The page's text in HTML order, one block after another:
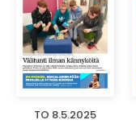
TO 8.5.2025